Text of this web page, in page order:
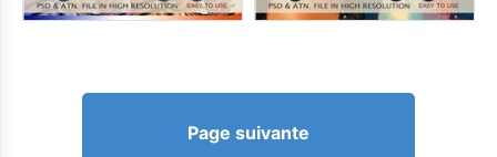
Page suivante